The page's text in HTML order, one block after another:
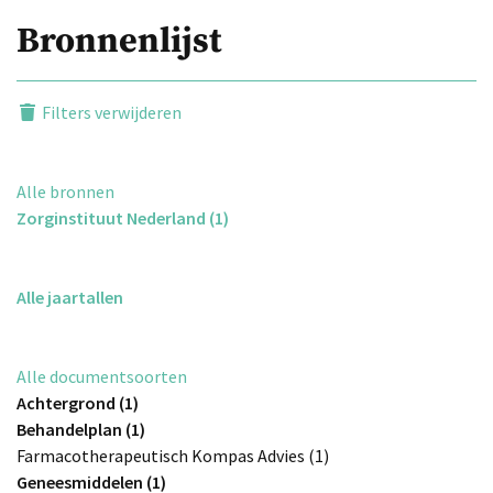
Bronnenlijst
Filters verwijderen
Alle bronnen
Zorginstituut Nederland (1)
Alle jaartallen
Alle documentsoorten
Achtergrond (1)
Behandelplan (1)
Farmacotherapeutisch Kompas Advies (1)
Geneesmiddelen (1)